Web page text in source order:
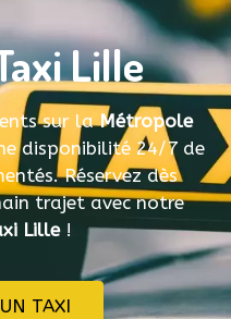
Lille
sur laMétropole
disponibilité 24/7 de
Réservez dès
trajet avec notre
Lille!
TAXI